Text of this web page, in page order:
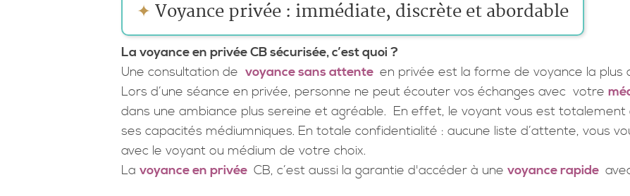
✦ Voyance privée : immédiate, discrète et abordable
La voyance en privée CB sécurisée, c’est quoi ?
Une consultation de voyance sans attente en privée est la forme de voyance la
Lors d’une séance en privée, personne ne peut écouter vos échanges avec votre
dans une ambiance plus sereine et agréable. En effet, le voyant vous est
ses capacités médiumniques. En totale confidentialité : aucune liste d’attente, vous
avec le voyant ou médium de votre choix.
La voyance en privée CB, c’est aussi la garantie d'accéder à une voyance rapide